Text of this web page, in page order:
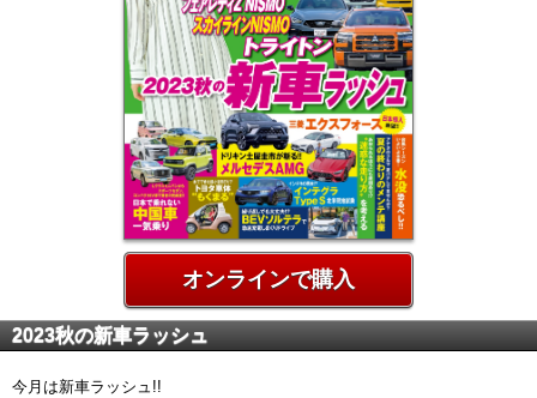
オンラインで購入
2023秋の新車ラッシュ
今月は新車ラッシュ!!